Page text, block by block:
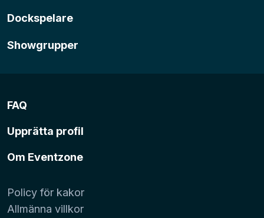
Dockspelare
Showgrupper
FAQ
Upprätta profil
Om Eventzone
Policy för kakor
Allmänna villkor